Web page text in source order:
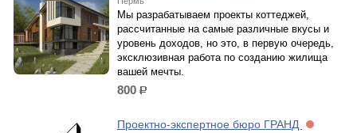
Мы разрабатываем проекты коттеджей,
рассчитанные на самые различные вкусы и
уровень доходов, но это, в первую очередь,
эксклюзивная работа по созданию жилища
вашей мечты.
800 р.
Проектно-экспертное бюро ГРАНД